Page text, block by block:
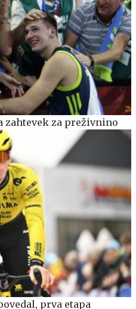
zahtevek za preživnino
prva etapa